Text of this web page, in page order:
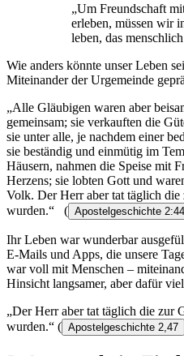
„Um Freundschaft
erleben, müssen wir
leben, das
Wie anders könnte unser Leben
Miteinander der Urgemeinde
„Alle Gläubigen waren aber
gemeinsam; sie verkauften die
sie unter alle, je nachdem einer
sie beständig und einmütig im
Häusern, nahmen die Speise mit
Herzens; sie lobten Gott und
Volk. Der Herr aber tat täglich
wurden.“ ( Apostelgeschichte
Ihr Leben war wunderbar
E-Mails und Apps, die unsere
war voll mit Menschen –
Hinsicht langsamer, aber dafür
„Der Herr aber tat täglich die zur
wurden.“ ( Apostelgeschichte 2,47